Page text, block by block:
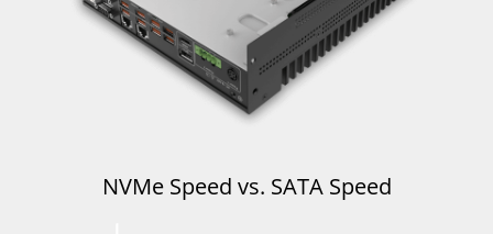
NVMe Speed vs. SATA Speed